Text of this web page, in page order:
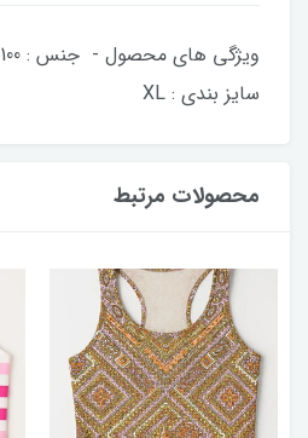
سایز بندی : XL
محصولات مرتبط